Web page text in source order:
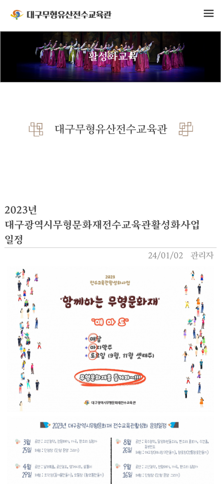
활성화교육
대구무형유산전수교육관
2023년
대구광역시무형문화재전수교육관활성화사업
일정
24/01/02 관리자